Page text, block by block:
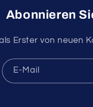
Abonnieren
Erster von neuen
E-Mail